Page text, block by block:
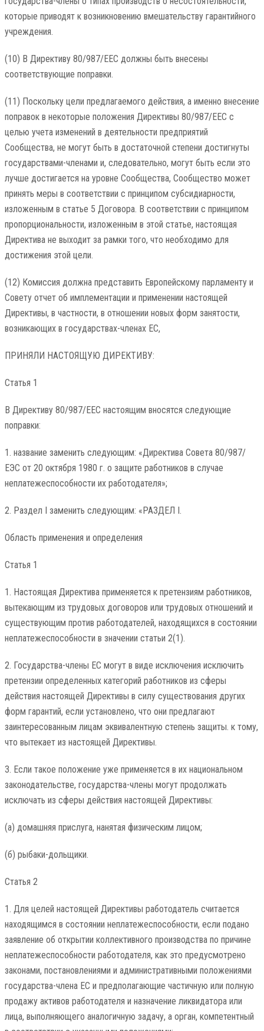
которые приводят к возникновению вмешательству гарантийного
учреждения.
(10) В Директиву 80/987/EEC должны быть внесены
соответствующие поправки.
(11) Поскольку цели предлагаемого действия, а именно внесение
поправок в некоторые положения Директивы 80/987/ЕЕС с
целью учета изменений в деятельности предприятий
Сообщества, не могут быть в достаточной степени достигнуты
государствами-членами и, следовательно, могут быть если это
лучше достигается на уровне Сообщества, Сообщество может
принять меры в соответствии с принципом субсидиарности,
изложенным в статье 5 Договора. В соответствии с принципом
пропорциональности, изложенным в этой статье, настоящая
Директива не выходит за рамки того, что необходимо для
достижения этой цели.
(12) Комиссия должна представить Европейскому парламенту и
Совету отчет об имплементации и применении настоящей
Директивы, в частности, в отношении новых форм занятости,
возникающих в государствах-членах ЕС,
ПРИНЯЛИ НАСТОЯЩУЮ ДИРЕКТИВУ:
Статья 1
В Директиву 80/987/EEC настоящим вносятся следующие
поправки:
1. название заменить следующим: «Директива Совета 80/987/
ЕЭС от 20 октября 1980 г. о защите работников в случае
неплатежеспособности их работодателя»;
2. Раздел I заменить следующим: «РАЗДЕЛ I.
Область применения и определения
Статья 1
1. Настоящая Директива применяется к претензиям работников,
вытекающим из трудовых договоров или трудовых отношений и
существующим против работодателей, находящихся в состоянии
неплатежеспособности в значении статьи 2(1).
2. Государства-члены ЕС могут в виде исключения исключить
претензии определенных категорий работников из сферы
действия настоящей Директивы в силу существования других
форм гарантий, если установлено, что они предлагают
заинтересованным лицам эквивалентную степень защиты. к тому,
что вытекает из настоящей Директивы.
3. Если такое положение уже применяется в их национальном
законодательстве, государства-члены могут продолжать
исключать из сферы действия настоящей Директивы:
(a) домашняя прислуга, нанятая физическим лицом;
(б) рыбаки-дольщики.
Статья 2
1. Для целей настоящей Директивы работодатель считается
находящимся в состоянии неплатежеспособности, если подано
заявление об открытии коллективного производства по причине
неплатежеспособности работодателя, как это предусмотрено
законами, постановлениями и административными положениями
государства-члена ЕС и предполагающие частичную или полную
продажу активов работодателя и назначение ликвидатора или
лица, выполняющего аналогичную задачу, а орган, компетентный